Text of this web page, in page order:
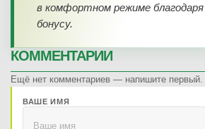
в комфортном режиме
бонусу.
КОММЕНТАРИИ
Ещё нет комментариев — напишите первый.
ВАШЕ ИМЯ